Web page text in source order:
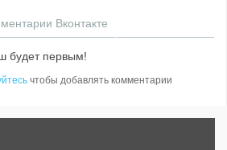
Вконтакте
будет первым!
чтобы добавлять комментарии